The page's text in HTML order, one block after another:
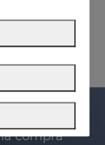
recibe un
compra